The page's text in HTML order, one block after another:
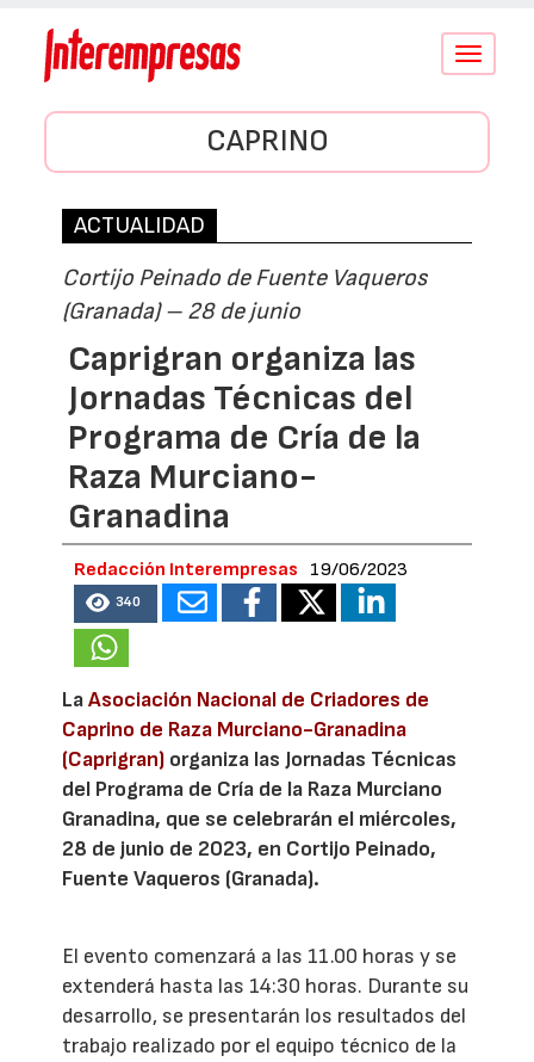
Conmutar
CAPRINO
ACTUALIDAD
Cortijo Peinado de Fuente Vaqueros
(Granada) – 28 de junio
Caprigran organiza las
Jornadas Técnicas del
Programa de Cría de la
Raza Murciano-
Granadina
Redacción Interempresas 19/06/2023
340
LaAsociación Nacional de Criadores de
Caprino de Raza Murciano-Granadina
(Caprigran) organiza las Jornadas Técnicas
del Programa de Cría de la Raza Murciano
Granadina, que se celebrarán el miércoles,
28 de junio de 2023, en Cortijo Peinado,
Fuente Vaqueros (Granada).
El evento comenzará a las 11.00 horas y se
extenderá hasta las 14:30 horas. Durante su
desarrollo, se presentarán los resultados del
trabajo realizado por el equipo técnico de la